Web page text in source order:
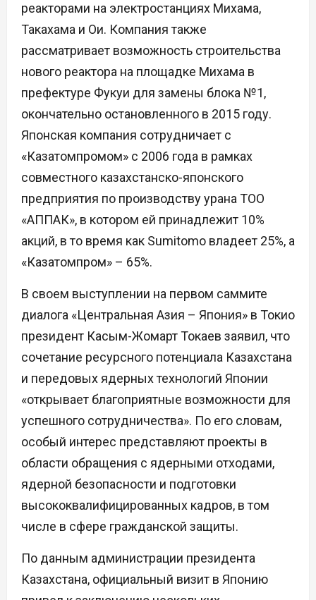
реакторами на электростанциях Михама,
Такахама и Ои. Компания также
рассматривает возможность строительства
нового реактора на площадке Михама в
префектуре Фукуи для замены блока №1,
окончательно остановленного в 2015 году.
Японская компания сотрудничает с
«Казатомпромом» с 2006 года в рамках
совместного казахстанско-японского
предприятия по производству урана ТОО
«АППАК», в котором ей принадлежит 10%
акций, в то время как Sumitomo владеет 25%, а
«Казатомпром» – 65%.
В своем выступлении на первом саммите
диалога «Центральная Азия – Япония» в Токио
президент Касым-Жомарт Токаев заявил, что
сочетание ресурсного потенциала Казахстана
и передовых ядерных технологий Японии
«открывает благоприятные возможности для
успешного сотрудничества». По его словам,
особый интерес представляют проекты в
области обращения с ядерными отходами,
ядерной безопасности и подготовки
высококвалифицированных кадров, в том
числе в сфере гражданской защиты.
По данным администрации президента
Казахстана, официальный визит в Японию